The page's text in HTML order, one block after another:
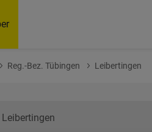
Reg.-Bez. Tübingen Leibertingen